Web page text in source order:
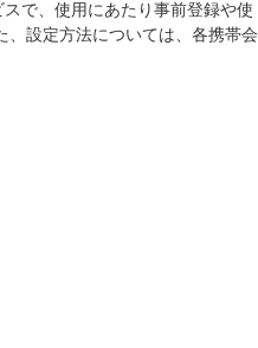
で、使用にあたり事前登録や使
設定方法については、各携帯会